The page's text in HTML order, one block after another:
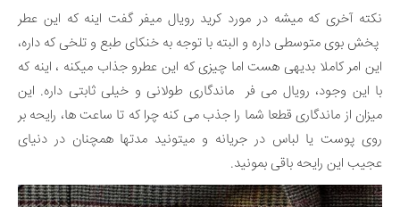
نکته آخری که میشه در مورد کرید رویال میفر گفت اینه که این عطر
پخش بوی متوسطی داره و البته با توجه به خنکای طبع و تلخی که داره،
این امر کاملا بدیهی هست اما چیزی که این عطرو جذاب میکنه ، اینه که
با این وجود، رویال می فر ماندگاری طولانی و خیلی ثابتی داره. این
میزان از ماندگاری قطعا شما را جذب می کنه چرا که تا ساعت ها، رایحه بر
روی پوست یا لباس در جریانه و میتونید مدتها همچنان در دنیای
عجیب این رایحه باقی بمونید.